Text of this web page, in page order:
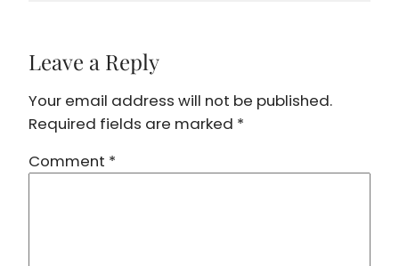
Leave a Reply
Your email address will not be published.
Required fields are marked *
Comment *